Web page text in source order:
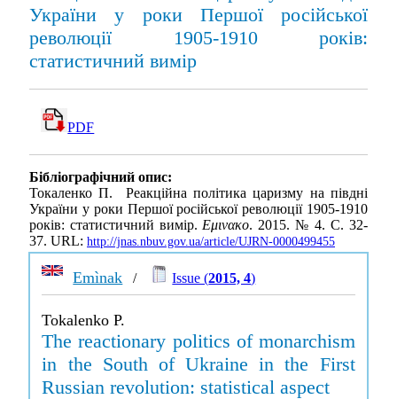
України у роки Першої російської
революції 1905-1910 років:
статистичний вимір
PDF
Бібліографічний опис:
Токаленко П. Реакційна політика царизму на півдні
України у роки Першої російської революції 1905-1910
років: статистичний вимір.Εμινακο. 2015. № 4. С. 32-
37. URL: http://jnas.nbuv.gov.ua/article/UJRN-0000499455
Emìnak / Issue (2015, 4)
Tokalenko P.
The reactionary politics of monarchism
in the South of Ukraine in the First
Russian revolution: statistical aspect